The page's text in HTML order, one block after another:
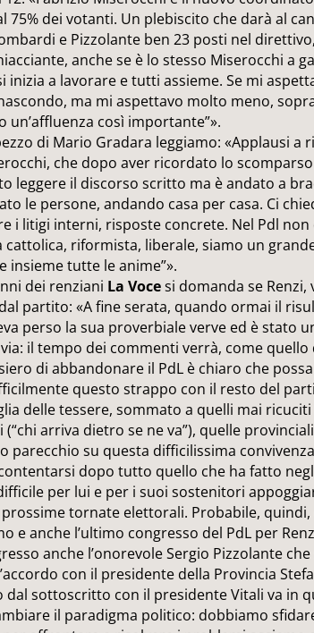
75% dei votanti. Un plebiscito che darà al
e Pizzolante ben 23 posti nel
anche se è lo stesso Miserocchi a
inizia a lavorare e tutti assieme. Se mi
ma mi aspettavo molto meno,
un’affluenza così importante”».
di Mario Gradara leggiamo: «Applausi a
che dopo aver ricordato lo
leggere il discorso scritto ma è andato a
le persone, andando casa per casa. Ci
i litigi interni, risposte concrete. Nel Pdl non
cattolica, riformista, liberale, siamo un
insieme tutte le anime”».
dei renziani La Vocesi domanda se Renzi,
partito: «A fine serata, quando ormai il
perso la sua proverbiale verve ed è stato
il tempo dei commenti verrà, come quello
di abbandonare il PdL è chiaro che
questo strappo con il resto del
delle tessere, sommato a quelli mai
arriva dietro se ne va”), quelle
parecchio su questa difficilissima
dopo tutto quello che ha fatto
per lui e per i suoi sostenitori
tornate elettorali. Probabile, quindi,
e anche l’ultimo congresso del PdL per
anche l’onorevole Sergio Pizzolante che
con il presidente della Provincia
dal sottoscritto con il presidente Vitali va in
il paradigma politico: dobbiamo